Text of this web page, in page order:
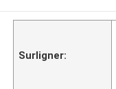
Surligner: